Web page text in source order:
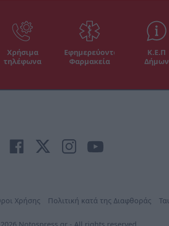
Χρήσιμα
τηλέφωνα
Εφημερεύοντα
Φαρμακεία
Κ.Ε.Π
Δήμων
Χρήσης Πολιτική κατά της Διαφθοράς